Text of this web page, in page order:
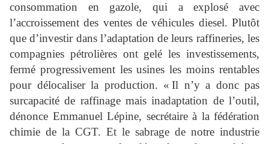
consommation en gazole, qui a explosé avec
l’accroissement des ventes de véhicules diesel. Plutôt
que d’investir dans l’adaptation de leurs raffineries, les
compagnies pétrolières ont gelé les investissements,
fermé progressivement les usines les moins rentables
pour délocaliser la production. « Il n’y a donc pas
surcapacité de raffinage mais inadaptation de l’outil,
dénonce Emmanuel Lépine, secrétaire à la fédération
chimie de la CGT. Et le sabrage de notre industrie